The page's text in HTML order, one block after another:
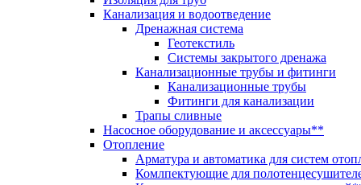
Канализация и водоотведение
Дренажная система
Геотекстиль
Системы закрытого дренажа
Канализационные трубы и фитинги
Канализационные трубы
Фитинги для канализации
Трапы сливные
Насосное оборудование и аксессуары**
Отопление
Арматура и автоматика для систем
Комлпектующие для